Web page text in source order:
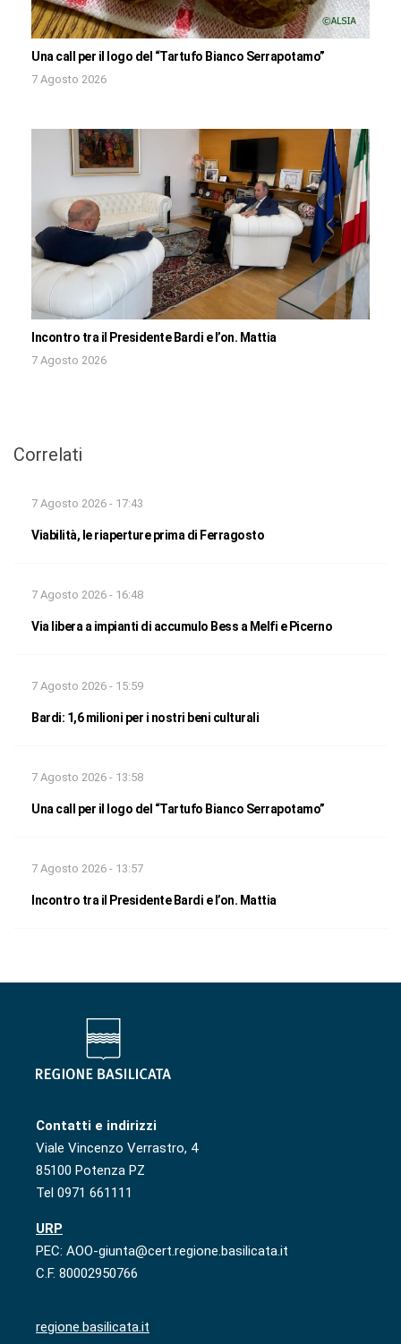
Una call per il logo del “Tartufo Bianco Serrapotamo”
7 Agosto 2026
Incontro tra il Presidente Bardi e l’on. Mattia
7 Agosto 2026
Correlati
7 Agosto 2026 - 17:43
Viabilità, le riaperture prima di Ferragosto
7 Agosto 2026 - 16:48
Via libera a impianti di accumulo Bess a Melfi e Picerno
7 Agosto 2026 - 15:59
Bardi: 1,6 milioni per i nostri beni culturali
7 Agosto 2026 - 13:58
Una call per il logo del “Tartufo Bianco Serrapotamo”
7 Agosto 2026 - 13:57
Incontro tra il Presidente Bardi e l’on. Mattia
Contatti e indirizzi
Viale Vincenzo Verrastro, 4
85100 Potenza PZ
Tel 0971 661111
URP
PEC: AOO-giunta@cert.regione.basilicata.it
C.F. 80002950766
regione.basilicata.it